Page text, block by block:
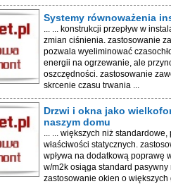
Systemy równoważenia
... ... konstrukcji przepływ w
zmian ciśnienia. zastosowanie
pozwala wyeliminować
energii na ogrzewanie, ale
oszczędności. zastosowanie
skrcenie czasu trwania ...
Drzwi i okna jako
naszym domu
... ... większych niż
właściwości statycznych.
wpływa na dodatkową poprawę
w/m2k osiąga standard
zastosowanie okien o